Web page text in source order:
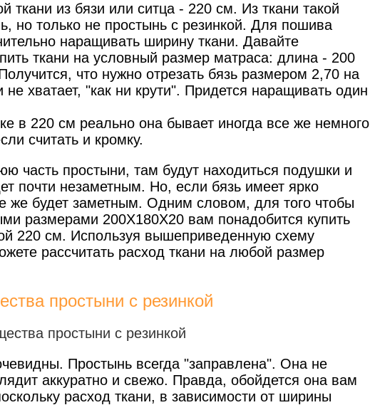
из бязи или ситца - 220 см. Из ткани такой
только не простынь с резинкой. Для пошива
наращивать ширину ткани. Давайте
ткани на условный размер матраса: длина - 200
что нужно отрезать бязь размером 2,70 на
хватает, "как ни крути". Придется наращивать один
в 220 см реально она бывает иногда все же немного
считать и кромку.
часть простыни, там будут находиться подушки и
почти незаметным. Но, если бязь имеет ярко
же будет заметным. Одним словом, для того чтобы
размерами 200Х180Х20 вам понадобится купить
220 см. Используя вышеприведенную схему
рассчитать расход ткани на любой размер
простыни с резинкой
Простынь всегда "заправлена". Она не
аккуратно и свежо. Правда, обойдется она вам
расход ткани, в зависимости от ширины